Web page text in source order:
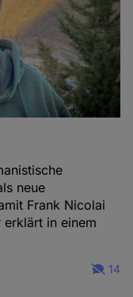
neue
Frank Nicolai
erklärt in einem
14